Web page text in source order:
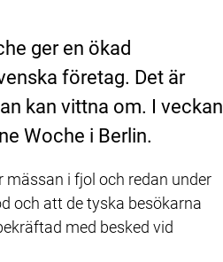
ger en ökad
företag. Det är
kan vittna om. I veckan
Woche i Berlin.
i fjol och redan under
och att de tyska besökarna
med besked vid